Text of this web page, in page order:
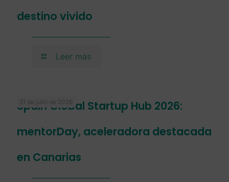
destino vivido
Leer más
31 de julio de 2026
Spain Global Startup Hub 2026:
mentorDay, aceleradora destacada
en Canarias